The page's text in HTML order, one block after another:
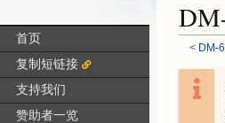
< DM-
首页
复制短链接
支持我们
赞助者一览